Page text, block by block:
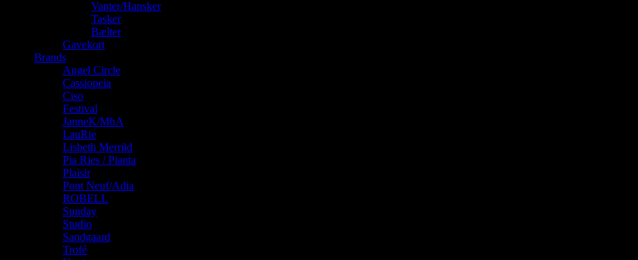
Vanter/Hansker
Tasker
Bælter
Gavekort
Brands
Angel Circle
Cassiopeia
Ciso
Festival
JanneK/MbA
LauRie
Lisbeth Merrild
Pia Ries / Pianta
Plaisir
Pont Neuf/Adia
ROBELL
Sunday
Studio
Sandgaard
Trofé